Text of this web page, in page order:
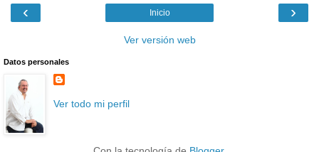
‹ ›
Inicio
Ver versión web
Datos personales
Ver todo mi perfil